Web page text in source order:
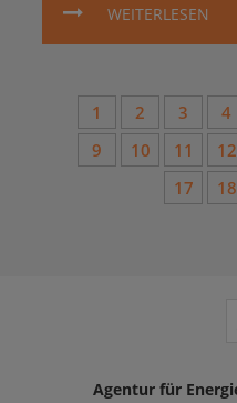
WEITERLESEN
1 2 3 4
9
10 11 12
17
18
Agentur für